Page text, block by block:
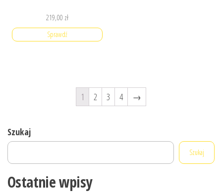
219,00 zł
Sprawdź
1 2 3 4 →
Szukaj
Szukaj
Ostatnie wpisy